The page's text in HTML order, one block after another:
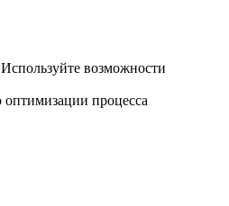
возможности
процесса